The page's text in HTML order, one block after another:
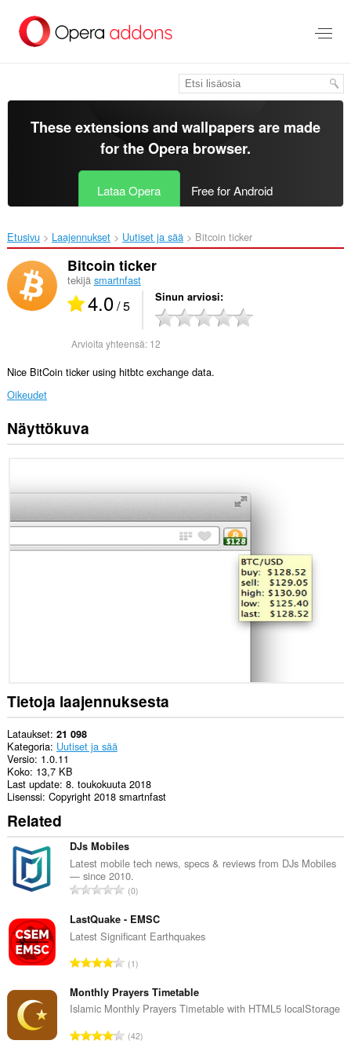
pääsisältöön
These extensions and wallpapers are made
for theOpera browser.
Lataa Opera Free for Android
Etusivu Laajennukset Uutiset ja sää Bitcoin ticker‎
Bitcoin ticker
tekijä smartnfast
4.0/ 5 Sinun arviosi
Arvioita yhteensä: 12
Nice BitCoin ticker using hitbtc exchange data.
Oikeudet
Laajennuksella
on
verkkosivustoissa.
Näyttökuva
Tietoja laajennuksesta
Lataukset 21 098
Kategoria Uutiset ja sää
Versio 1.0.11
Koko 13,7 KB
Last update 8. toukokuuta 2018
Lisenssi Copyright 2018 smartnfast
Related
DJs Mobiles
Latest mobile tech news, specs & reviews from DJs Mobiles
— since 2010.
A
v
i
i
a
y
h
0
LastQuake - EMSC
Latest Significant Earthquakes
A
v
i
i
1
Monthly Prayers Timetable
Islamic Monthly Prayers Timetable with HTML5 localStorage
A42